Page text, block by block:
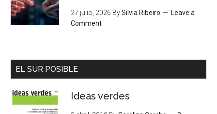
27 julio, 2026 BySilvia Ribeiro
Leave a
Comment
EL SUR POSIBLE
Ideas verdes